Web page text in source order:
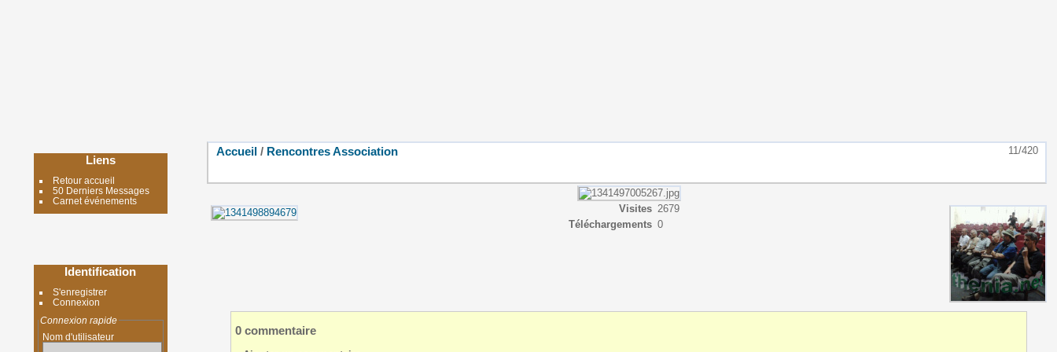
Liens
Retour accueil
50 Derniers Messages
Carnet événements
Identification
S'enregistrer
Connexion
Connexion rapide
Nom d'utilisateur
Accueil / Rencontres Association 11/420
Visites 2679
Téléchargements 0
0 commentaire